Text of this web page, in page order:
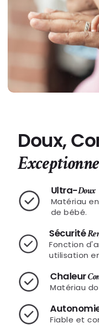
Doux,
Ultra-Doux
Matériau
de bébé.
Sécurité
Fonction
utilisation
Chaleur
Matériau
Fiable et